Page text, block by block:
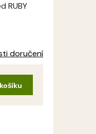
RUBY
doručení